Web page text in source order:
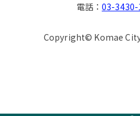
電話：03-3430-
Copyright© Komae